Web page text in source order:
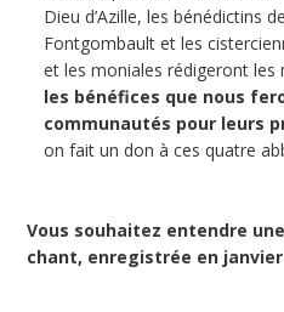
Dieu d’Azille, les bénédictins
Fontgombault et les
et les moniales rédigeront les
les bénéfices que nous
communautés pour leurs
on fait un don à ces quatre
Vous souhaitez entendre
chant, enregistrée en janvier